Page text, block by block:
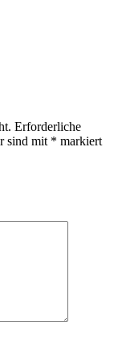
Erforderliche
sind mit * markiert